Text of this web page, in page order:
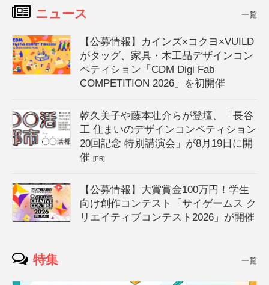
ニュース 一覧
【公募情報】カインズ×コクヨ×VUILD
がタッグ、家具・木工品デザインコン
ペティション「CDM Digi Fab
COMPETITION 2026」を初開催
乾久美子や藤本壮介らが登壇、「長谷
工 住まいのデザインコンペティション
20回記念 特別講演会」が8月19日に開
催[PR]
【公募情報】大賞賞金100万円！学生
向け創作コンテスト「サイゲームス ク
リエイティブコンテスト2026」が開催
特集 一覧